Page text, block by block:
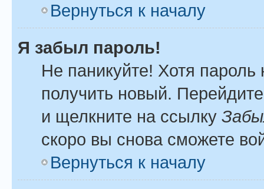
Вернуться к началу
Я забыл пароль!
Не паникуйте! Хотя пароль
получить новый.
и щелкните на ссылку
скоро вы снова сможете
Вернуться к началу